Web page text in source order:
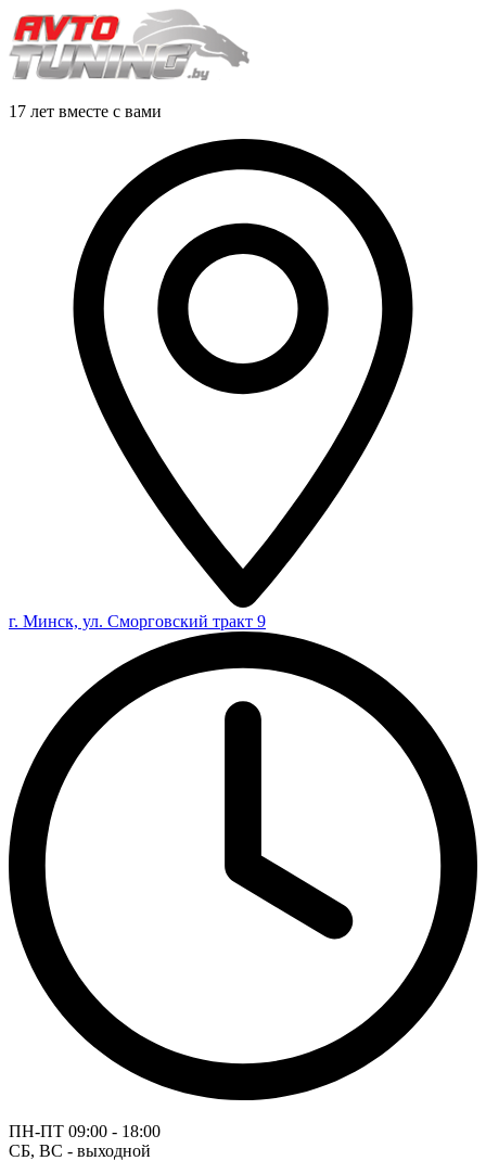
17 лет вместе с вами
г. Минск, ул. Сморговский тракт 9
ПН-ПТ 09:00 - 18:00
СБ, ВС - выходной